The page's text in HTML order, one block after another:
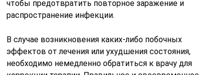
чтобы предотвратить повторное заражение и
распространение инфекции.
В случае возникновения каких-либо побочных
эффектов от лечения или ухудшения состояния,
необходимо немедленно обратиться к врачу для